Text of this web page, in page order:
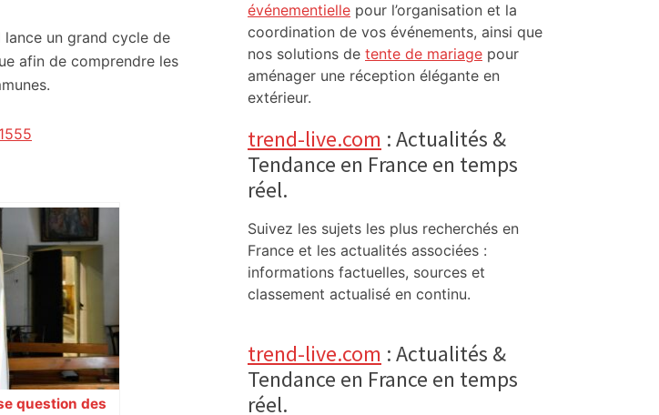
lance un grand cycle de
afin de comprendre les
question des
événementielle pour l’organisation et la
coordination de vos événements, ainsi que
nos solutions de tente de mariage pour
aménager une réception élégante en
extérieur.
trend-live.com : Actualités &
Tendance en France en temps
réel.
Suivez les sujets les plus recherchés en
France et les actualités associées :
informations factuelles, sources et
classement actualisé en continu.
trend-live.com : Actualités &
Tendance en France en temps
réel.